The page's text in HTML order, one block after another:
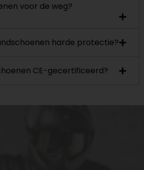
voor de weg?
harde protectie?
CE-gecertificeerd?